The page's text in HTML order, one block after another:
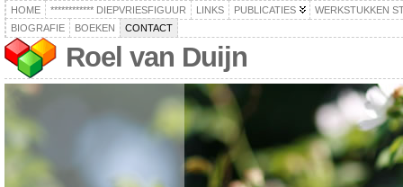
HOME ************ DIEPVRIESFIGUUR LINKS PUBLICATIES
WERKSTUKKEN
BIOGRAFIE
BOEKEN CONTACT
Roel van Duijn